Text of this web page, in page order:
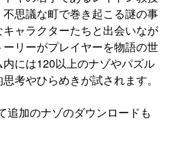
思議な町で巻き起こる謎の事
ャラクターたちと出会いなが
リーがプレイヤーを物語の世
には120以上のナゾやパズル
考やひらめきが試されます。
追加のナゾのダウンロードも